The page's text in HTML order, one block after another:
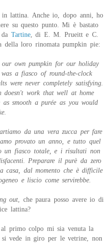
lattina. Anche io, dopo anni, ho
su questo punto. Mi è bastato
Tartine, di E. M. Prueitt e C.
della loro rinomata pumpkin pie:
our own pumpkin for our holiday
a fiasco of round-the-clock
were never completely satisfying.
doesn't work that well at home
smooth a purée as you would
da una vera zucca per fare
provato un anno, e tutto quel
un fiasco totale, e i risultati non
Preparare il purè da zero
casa, dal momento che è difficile
e liscio come servirebbe.
out , che paura posso avere io di
lattina?
primo colpo mi sia venuta la
si vede in giro per le vetrine, non